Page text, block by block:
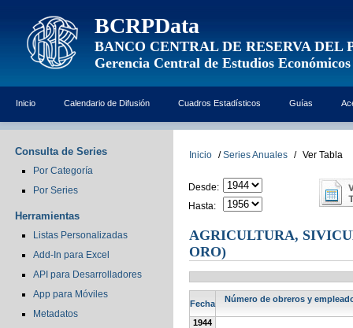
BCRPData
BANCO CENTRAL DE RESERVA DEL
Gerencia Central de Estudios Económicos
Inicio Calendario de Difusión Cuadros Estadísticos Guías
Consulta de Series
Por Categoría
Por Series
Herramientas
Listas Personalizadas
Add-In para Excel
API para Desarrolladores
App para Móviles
Metadatos
Inicio / Series Anuales / Ver Tabla
Desde:
Hasta:
AGRICULTURA,
ORO)
Fecha Número de obreros y
1944